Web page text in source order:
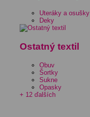
Uteráky a osušky
Deky
Ostatný textil
Obuv
Šortky
Sukne
Opasky
+ 12 ďalších